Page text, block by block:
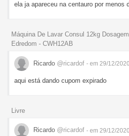
ela ja apareceu na centauro por menos
Máquina De Lavar Consul 12kg
Edredom - CWH12AB
Ricardo @ricardof - em 29/12/2020
aqui está dando cupom expirado
Livre
Ricardo @ricardof - em 29/12/2020